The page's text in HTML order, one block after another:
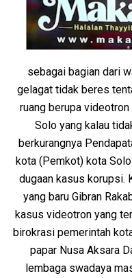
sebagai bagian dari
gelagat tidak beres
ruang berupa
Solo yang kalau
berkurangnya
kota (Pemkot) kota
dugaan kasus korupsi.
yang baru Gibran
kasus videotron yang
birokrasi pemerintah
papar Nusa Aksara
lembaga swadaya